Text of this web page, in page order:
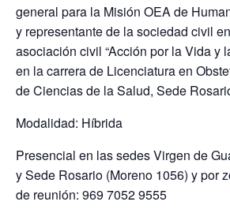
general para la Misión OEA de
y representante de la sociedad civil
asociación civil “Acción por la Vida y
en la carrera de Licenciatura en
de Ciencias de la Salud, Sede
Modalidad: Híbrida
Presencial en las sedes Virgen de
y Sede Rosario (Moreno 1056) y por
de reunión: 969 7052 9555